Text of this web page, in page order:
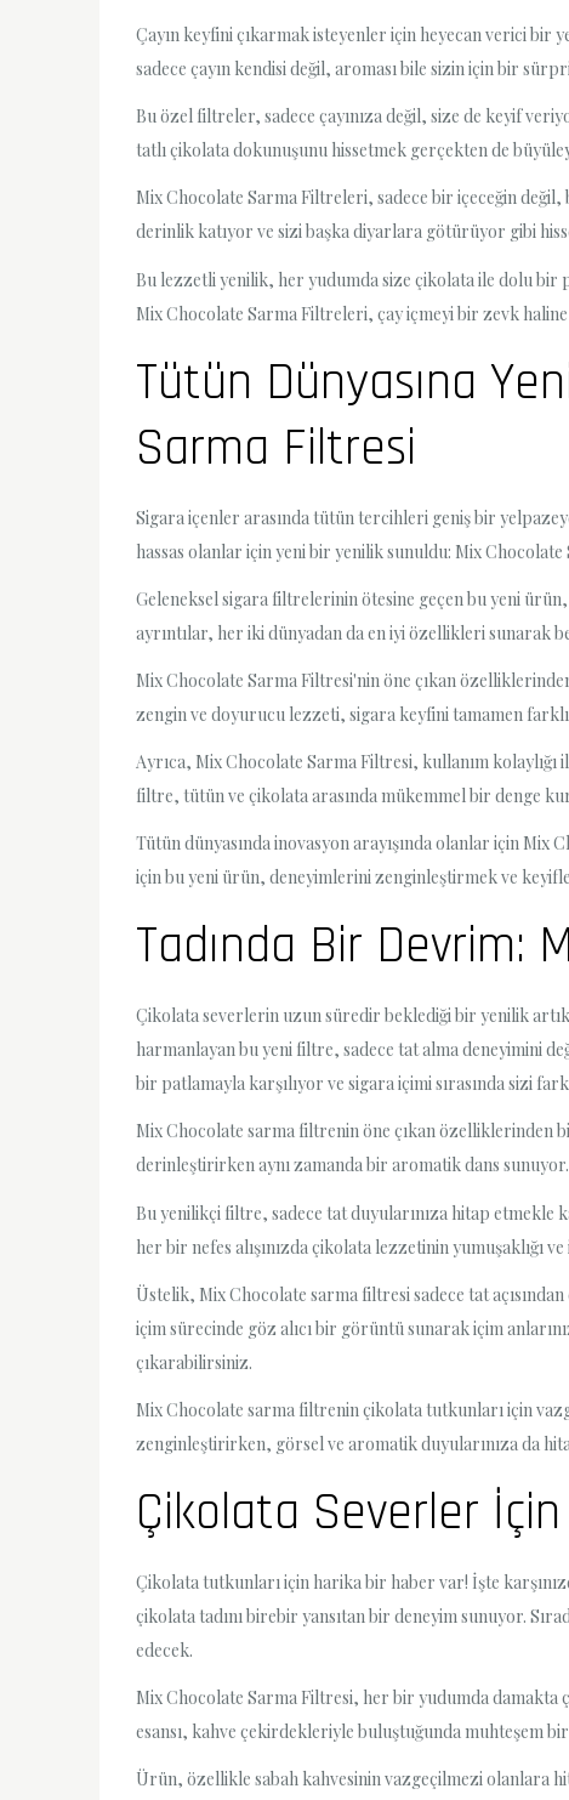
Çayın keyfini çıkarmak isteyenler için heyecan verici bir
sadece çayın kendisi değil, aroması bile sizin için bir
Bu özel filtreler, sadece çayınıza değil, size de keyif
tatlı çikolata dokunuşunu hissetmek gerçekten de
Mix Chocolate Sarma Filtreleri, sadece bir içeceğin değil,
derinlik katıyor ve sizi başka diyarlara götürüyor gibi
Bu lezzetli yenilik, her yudumda size çikolata ile dolu bir
Mix Chocolate Sarma Filtreleri, çay içmeyi bir zevk
Tütün Dünyasına
Sarma Filtresi
Sigara içenler arasında tütün tercihleri geniş bir
hassas olanlar için yeni bir yenilik sunuldu: Mix
Geleneksel sigara filtrelerinin ötesine geçen bu yeni
ayrıntılar, her iki dünyadan da en iyi özellikleri sunarak
Mix Chocolate Sarma Filtresi'nin öne çıkan
zengin ve doyurucu lezzeti, sigara keyfini tamamen
Ayrıca, Mix Chocolate Sarma Filtresi, kullanım
filtre, tütün ve çikolata arasında mükemmel bir denge
Tütün dünyasında inovasyon arayışında olanlar için
için bu yeni ürün, deneyimlerini zenginleştirmek ve
Tadında Bir Devrim:
Çikolata severlerin uzun süredir beklediği bir yenilik
harmanlayan bu yeni filtre, sadece tat alma deneyimini
bir patlamayla karşılıyor ve sigara içimi sırasında sizi
Mix Chocolate sarma filtrenin öne çıkan özelliklerinden
derinleştirirken aynı zamanda bir aromatik dans sunuyor.
Bu yenilikçi filtre, sadece tat duyularınıza hitap etmekle
her bir nefes alışınızda çikolata lezzetinin yumuşaklığı
Üstelik, Mix Chocolate sarma filtresi sadece tat
içim sürecinde göz alıcı bir görüntü sunarak içim
çıkarabilirsiniz.
Mix Chocolate sarma filtrenin çikolata tutkunları için
zenginleştirirken, görsel ve aromatik duyularınıza da
Çikolata Severler
Çikolata tutkunları için harika bir haber var! İşte
çikolata tadını birebir yansıtan bir deneyim sunuyor.
edecek.
Mix Chocolate Sarma Filtresi, her bir yudumda
esansı, kahve çekirdekleriyle buluştuğunda muhteşem
Ürün, özellikle sabah kahvesinin vazgeçilmezi olanlara